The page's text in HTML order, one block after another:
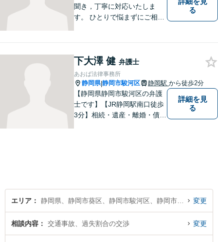
聞き，丁寧に対応いたしま
す。 ひとりで悩まずにご相談
る
下大澤 健 弁護士
あおば法律事務所
静岡県|静岡市駿河区 静岡駅 から徒歩2分
【静岡県静岡市駿河区の弁護
士です】【JR静岡駅南口徒歩
3分】相続・遺産・離婚・債務
い。
詳細を見
る
エリア 変更
相談内容 交通事故、過失割合の交渉 変更